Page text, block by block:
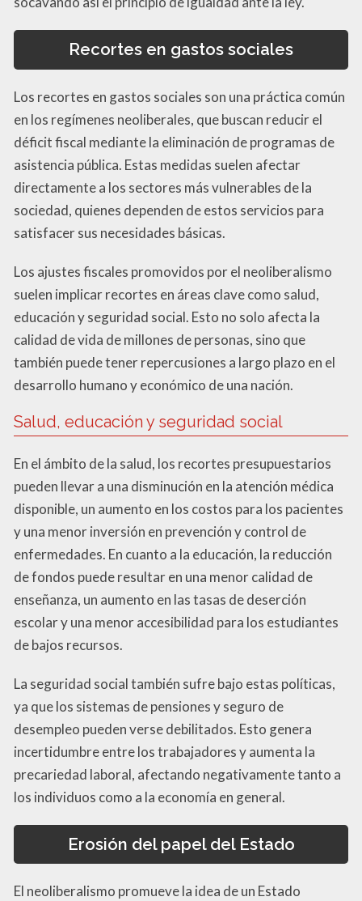
Recortes en gastos sociales
Los recortes en gastos sociales son una práctica común
en los regímenes neoliberales, que buscan reducir el
déficit fiscal mediante la eliminación de programas de
asistencia pública. Estas medidas suelen afectar
directamente a los sectores más vulnerables de la
sociedad, quienes dependen de estos servicios para
satisfacer sus necesidades básicas.
Los ajustes fiscales promovidos por el neoliberalismo
suelen implicar recortes en áreas clave como salud,
educación y seguridad social. Esto no solo afecta la
calidad de vida de millones de personas, sino que
también puede tener repercusiones a largo plazo en el
desarrollo humano y económico de una nación.
Salud, educación y seguridad social
En el ámbito de la salud, los recortes presupuestarios
pueden llevar a una disminución en la atención médica
disponible, un aumento en los costos para los pacientes
y una menor inversión en prevención y control de
enfermedades. En cuanto a la educación, la reducción
de fondos puede resultar en una menor calidad de
enseñanza, un aumento en las tasas de deserción
escolar y una menor accesibilidad para los estudiantes
de bajos recursos.
La seguridad social también sufre bajo estas políticas,
ya que los sistemas de pensiones y seguro de
desempleo pueden verse debilitados. Esto genera
incertidumbre entre los trabajadores y aumenta la
precariedad laboral, afectando negativamente tanto a
los individuos como a la economía en general.
Erosión del papel del Estado
El neoliberalismo promueve la idea de un Estado